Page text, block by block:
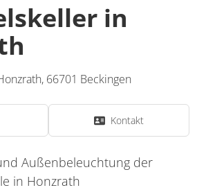
in
66701 Beckingen
Kontakt
Außenbeleuchtung der
in Honzrath